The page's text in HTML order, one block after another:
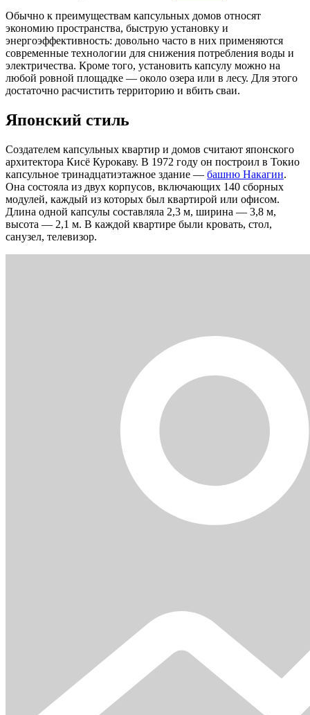
Обычно к преимуществам капсульных домов относят
экономию пространства, быструю установку и
энергоэффективность: довольно часто в них применяются
современные технологии для снижения потребления воды и
электричества. Кроме того, установить капсулу можно на
любой ровной площадке — около озера или в лесу. Для этого
достаточно расчистить территорию и вбить сваи.
Японский стиль
Создателем капсульных квартир и домов считают японского
архитектора Кисё Курокаву. В 1972 году он построил в Токио
капсульное тринадцатиэтажное здание — башню Накагин.
Она состояла из двух корпусов, включающих 140 сборных
модулей, каждый из которых был квартирой или офисом.
Длина одной капсулы составляла 2,3 м, ширина — 3,8 м,
высота — 2,1 м. В каждой квартире были кровать, стол,
санузел, телевизор.